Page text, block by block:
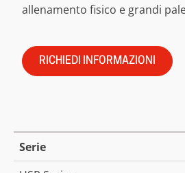
allenamento fisico e grandi
RICHIEDI INFORMAZIONI
Serie